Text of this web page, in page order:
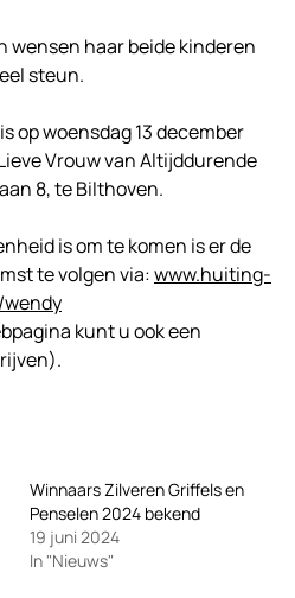
wensen haar beide kinderen
steun.
op woensdag 13 december
Vrouw van Altijddurende
8, te Bilthoven.
is om te komen is er de
te volgen via:www.huiting-
kunt u ook een
Winnaars Zilveren Griffels en
Penselen 2024 bekend
19 juni 2024
In "Nieuws"